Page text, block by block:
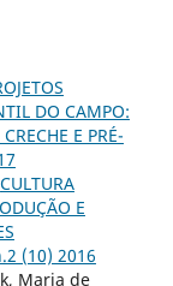
DO CAMPO:
E PRÉ-
CULTURA
E
(10) 2016
Maria de